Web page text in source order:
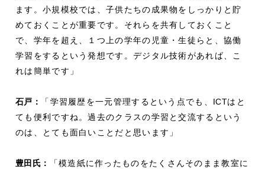
ます。小規模校では、子供たちの成果物をしっかりと貯
めておくことが重要です。それらを共有しておくこと
で、学年を超え、１つ上の学年の児童・生徒らと、協働
学習をするという発想です。デジタル技術があれば、こ
れは簡単です」
石戸： 「学習履歴を一元管理するという点でも、 ICTはと
ても便利ですね。過去のクラスの学習と交流するという
のは、とても面白いことだと思います」
豊田氏：
「模造紙に作ったものをたくさんそのまま教室に